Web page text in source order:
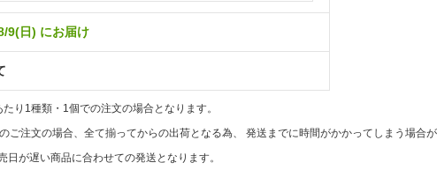
9(日) にお届け
り1種類・1個での注文の場合となります。
ご注文の場合、全て揃ってからの出荷となる為、 発送までに時間がかかってしまう場合が
が遅い商品に合わせての発送となります。